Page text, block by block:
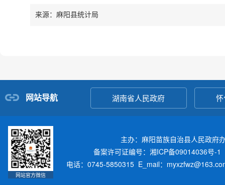
来源：麻阳县统计局
网站导航 湖南省人民政府
网站官方微信
主办：麻阳苗族自治县人民政
备案许可证编号：湘ICP备09014036号-1
电话：0745-5850315 E_mail：